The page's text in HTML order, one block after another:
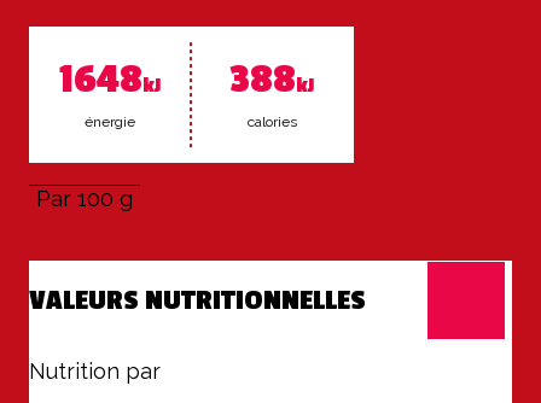
1648kJ
éner­gie
388kJ
ca­lo­ries
Par 100 g
VALEURS NUTRITIONNELLES
Nutrition par